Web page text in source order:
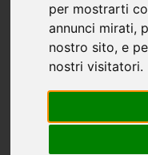
per mostrarti
annunci mirati,
nostro sito, e
nostri visitatori.
Shop Musei |
Ragazzi